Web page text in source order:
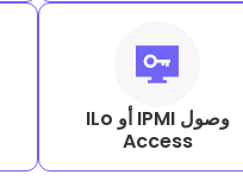
وصول IPMI أو ILo
Access